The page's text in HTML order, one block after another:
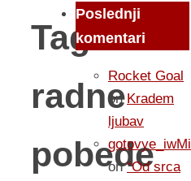
Tag:
radne
pobede
Poslednji
komentari
Rocket Goal
onKradem
ljubav
gotovye_iwMi
on“Od srca